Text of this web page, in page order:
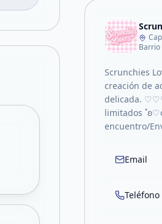
Barrio
Scrunchies
creación de
delicada.
limitados
encuentro/
Email
Teléfono